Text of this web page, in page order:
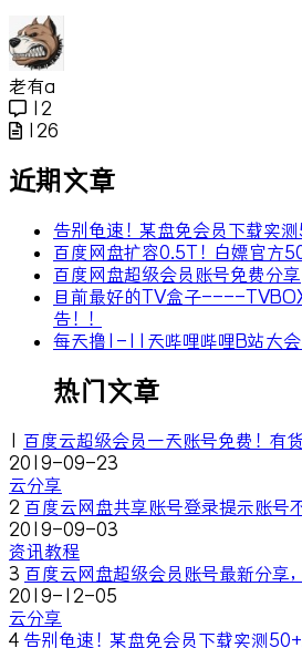
老有a
12
126
近期文章
告别龟速！某盘免会员下载实
百度网盘扩容0.5T！白嫖官方
百度网盘超级会员账号免费分享
目前最好的TV盒子----
告！！
每天撸1-11天哔哩哔哩B站大会
热门文章
1 百度云超级会员一天账号免费！有
2019-09-23
云分享
2 百度云网盘共享账号登录提示账号
2019-09-03
资讯教程
3 百度云网盘超级会员账号最新分享
2019-12-05
云分享
4 告别龟速！某盘免会员下载实测